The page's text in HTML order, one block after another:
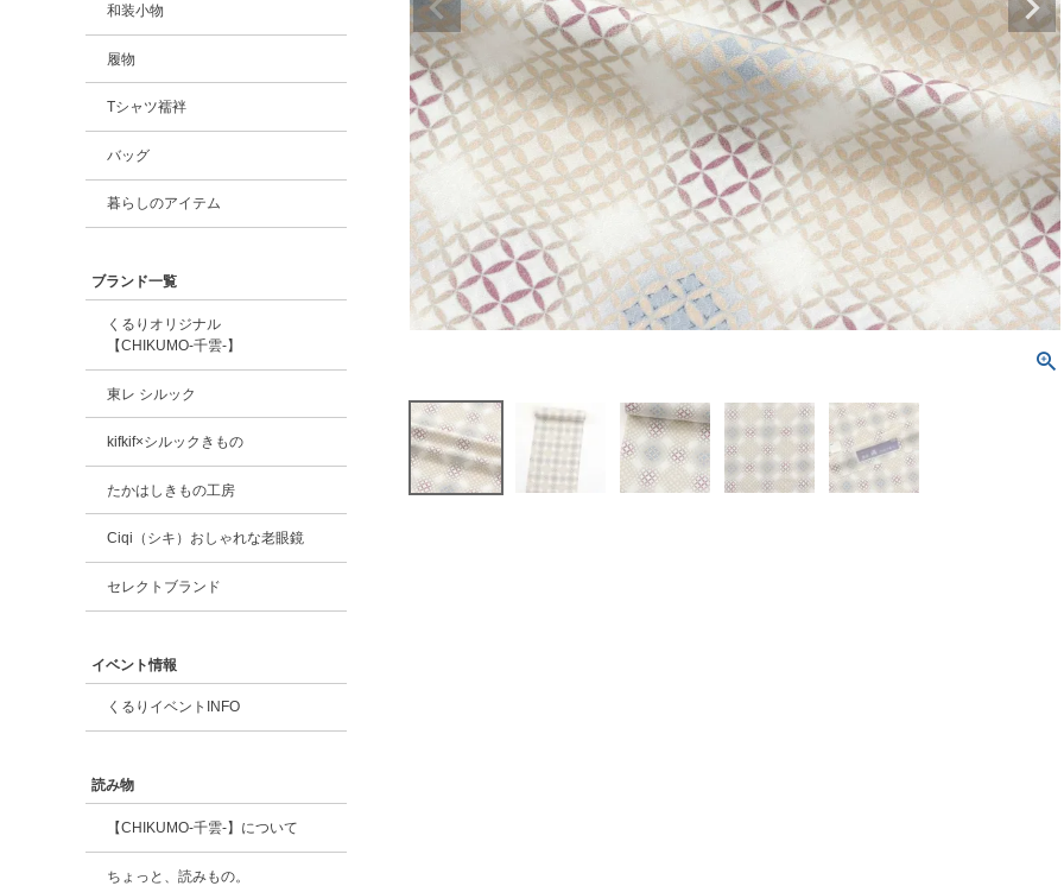
和装小物
履物
Tシャツ襦袢
バッグ
暮らしのアイテム
ブランド一覧
くるりオリジナル
【CHIKUMO-千雲-】
東レ シルック
kifkif×シルックきもの
たかはしきもの工房
Ciqi（シキ）おしゃれな老眼鏡
セレクトブランド
イベント情報
くるりイベントINFO
読み物
【CHIKUMO-千雲-】について
ちょっと、読みもの。